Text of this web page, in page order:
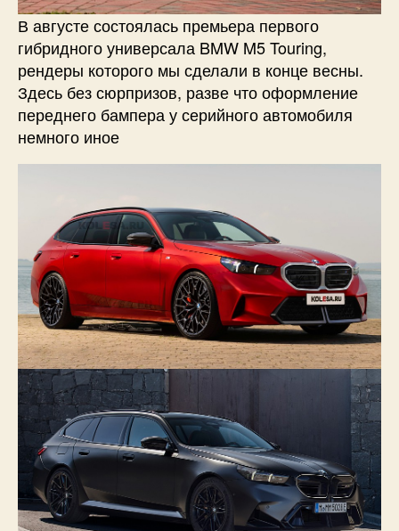
В августе состоялась премьера первого
гибридного универсала BMW M5 Touring,
рендеры которого мы сделали в конце весны.
Здесь без сюрпризов, разве что оформление
переднего бампера у серийного автомобиля
немного иное